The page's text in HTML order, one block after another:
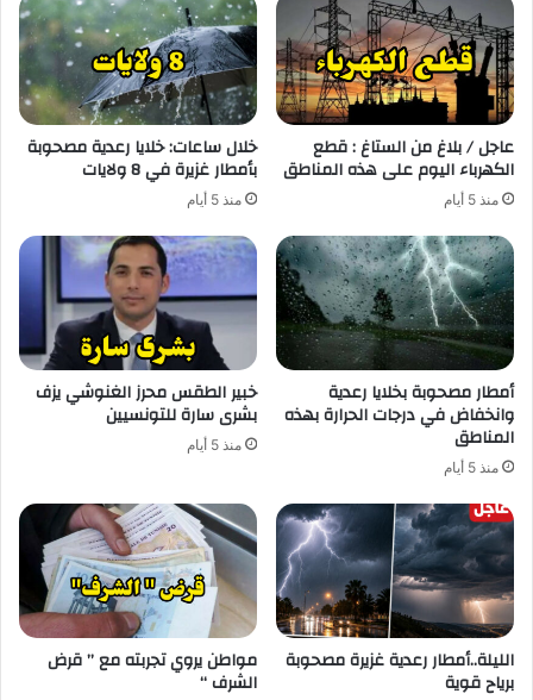
عاجل / بلاغ من الستاغ : قطع
الكهرباء اليوم على هذه المناطق
منذ 5 أيام
خلال ساعات: خلايا رعدية مصحوبة
بأمطار غزيرة في 8 ولايات
منذ 5 أيام
أمطار مصحوبة بخلايا رعدية
وانخفاض في درجات الحرارة بهذه
المناطق
منذ 5 أيام
خبير الطقس محرز الغنوشي يزف
بشرى سارة للتونسيين
منذ 5 أيام
الليلة..أمطار رعدية غزيرة مصحوبة
برياح قوية
مواطن يروي تجربته مع ” قرض
الشرف “